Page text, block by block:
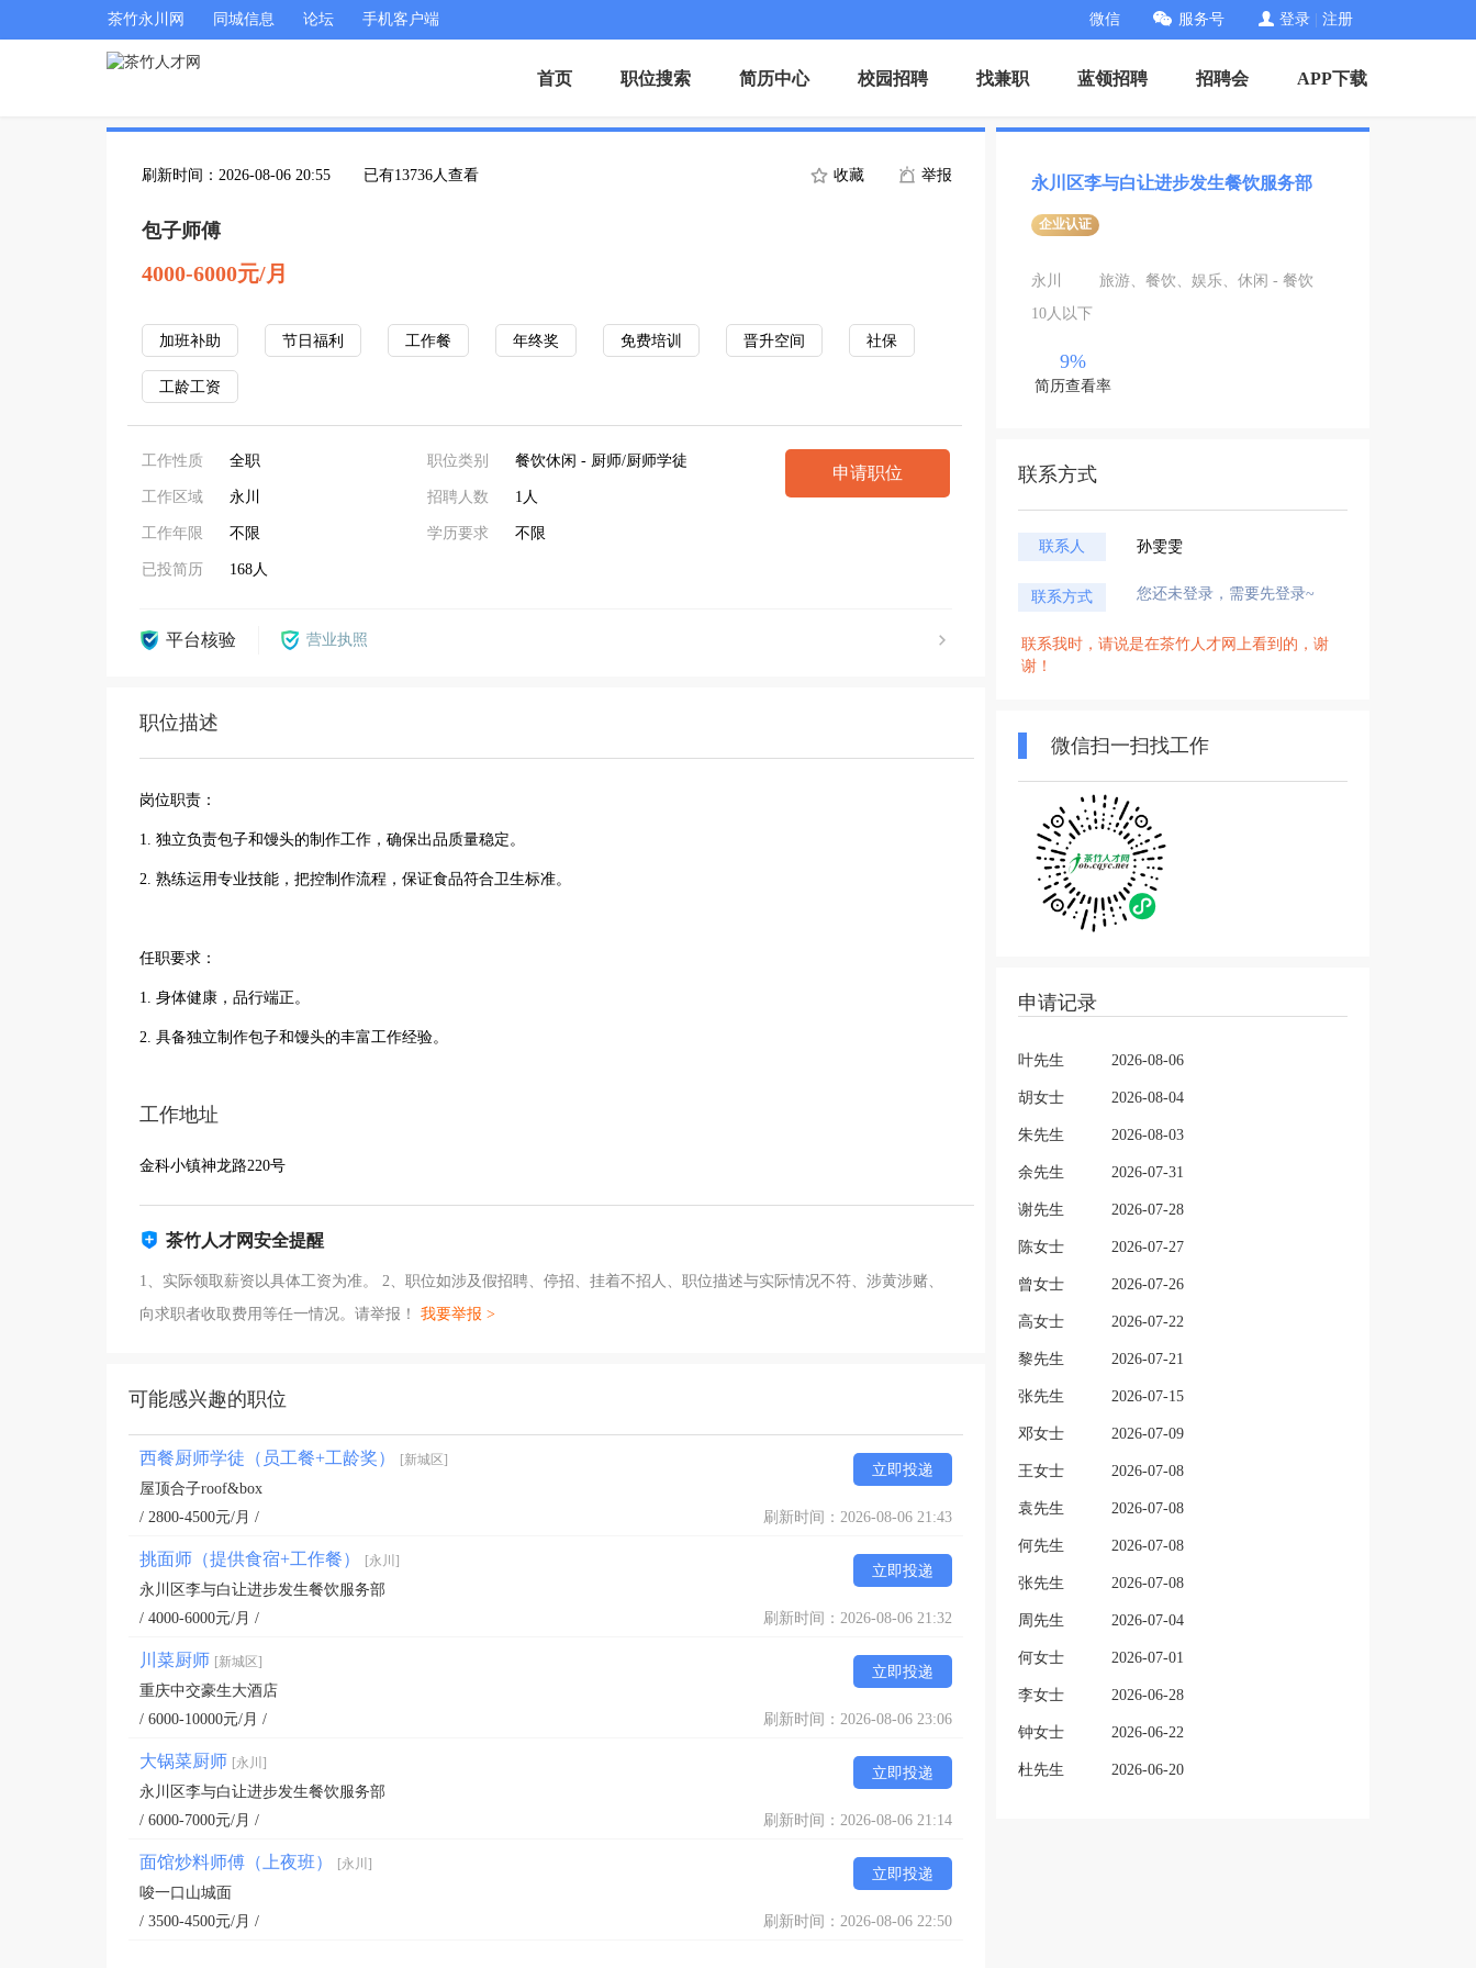
茶竹永川网 同城信息 论坛 手机客户端 微信 服务号 登录 注册
首页 职位搜索 简历中心 校园招聘 找兼职 蓝领招聘 招聘会 APP下载
刷新时间：2026-08-06 20:55 已有13736人查看 收藏 举报
包子师傅
4000-6000元/月
加班补助 节日福利 工作餐 年终奖 免费培训 晋升空间 社保
工龄工资
工作性质 全职
工作区域 永川
工作年限 不限
已投简历 168人
职位类别 餐饮休闲 - 厨师/厨师学徒
招聘人数 1人
学历要求 不限
申请职位
平台核验 营业执照
职位描述
岗位职责：
1. 独立负责包子和馒头的制作工作，确保出品质量稳定。
2. 熟练运用专业技能，把控制作流程，保证食品符合卫生标准。
任职要求：
1. 身体健康，品行端正。
2. 具备独立制作包子和馒头的丰富工作经验。
工作地址
金科小镇神龙路220号
茶竹人才网安全提醒
1、实际领取薪资以具体工资为准。 2、职位如涉及假招聘、停招、挂着不招人、职位描述与实际情况不符、涉黄涉赌、
向求职者收取费用等任一情况。请举报！ 我要举报 >
可能感兴趣的职位
西餐厨师学徒（员工餐+工龄奖） [新城区]
立即投递
屋顶合子roof&box
/ 2800-4500元/月 /
刷新时间：2026-08-06 21:43
挑面师（提供食宿+工作餐） [永川]
立即投递
永川区李与白让进步发生餐饮服务部
/ 4000-6000元/月 /
刷新时间：2026-08-06 21:32
川菜厨师 [新城区]
立即投递
重庆中交豪生大酒店
/ 6000-10000元/月 /
刷新时间：2026-08-06 23:06
大锅菜厨师 [永川]
立即投递
永川区李与白让进步发生餐饮服务部
/ 6000-7000元/月 /
刷新时间：2026-08-06 21:14
面馆炒料师傅（上夜班） [永川]
立即投递
唆一口山城面
/ 3500-4500元/月 /
刷新时间：2026-08-06 22:50
永川区李与白让进步发生餐饮服务部
企业认证
永川
旅游、餐饮、娱乐、休闲 - 餐饮
10人以下
9%
简历查看率
联系方式
联系人 孙雯雯
联系方式 您还未登录，需要先登录~
联系我时，请说是在茶竹人才网上看到的，谢
谢！
微信扫一扫找工作
申请记录
叶先生 2026-08-06
胡女士 2026-08-04
朱先生 2026-08-03
余先生 2026-07-31
谢先生 2026-07-28
陈女士 2026-07-27
曾女士 2026-07-26
高女士 2026-07-22
黎先生 2026-07-21
张先生 2026-07-15
邓女士 2026-07-09
王女士 2026-07-08
袁先生 2026-07-08
何先生 2026-07-08
张先生 2026-07-08
周先生 2026-07-04
何女士 2026-07-01
李女士 2026-06-28
钟女士 2026-06-22
杜先生 2026-06-20